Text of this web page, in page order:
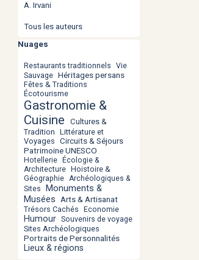
A. Irvani
Tous les auteurs
Sauter le bloc Nuages
Nuages
Restaurants traditionnels
Vie
Sauvage Héritages persans
Fêtes & Traditions
Écotourisme
Gastronomie &
Cuisine
Cultures &
Tradition Littérature et
Voyages Circuits & Séjours
Patrimoine UNESCO
Hotellerie
Écologie &
Architecture Hoistoire &
Géographie Archéologiques &
Sites
Monuments &
Musées Arts & Artisanat
Trésors Cachés Economie
Humour Souvenirs de voyage
Sites Archéologiques
Portraits de Personnalités
Lieux & régions